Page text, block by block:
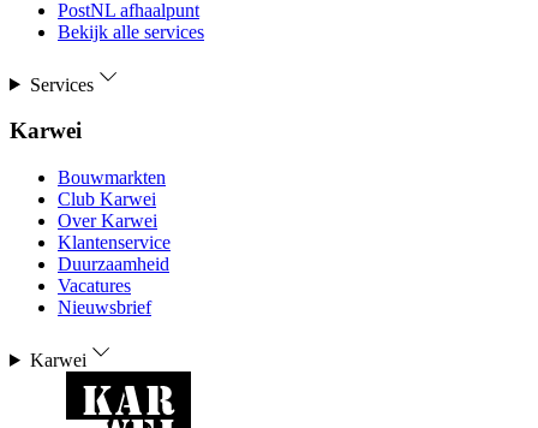
PostNL afhaalpunt
Bekijk alle services
Services
Karwei
Bouwmarkten
Club Karwei
Over Karwei
Klantenservice
Duurzaamheid
Vacatures
Nieuwsbrief
Karwei